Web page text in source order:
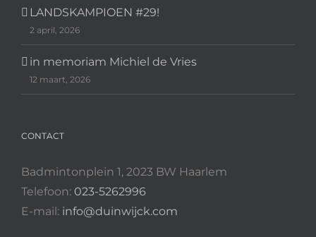
LANDSKAMPIOEN #29!
2 april, 2026
in memoriam Michiel de Vries
12 maart, 2026
CONTACT
Badmintonplein 1, 2023 BW Haarlem
Telefoon: 023-5262996
E-mail: info@duinwijck.com